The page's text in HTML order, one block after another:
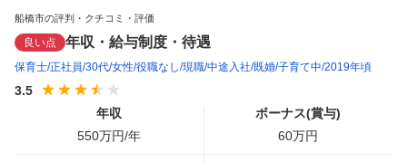
船橋市の評判・クチコミ・評価
良い点 年収・給与制度・待遇
保育士 正社員 30代 女性 役職なし 現職 中途入社 既婚 子育て中 2019年頃
3.5
年収
550万円/年
ボーナス(賞与)
60万円